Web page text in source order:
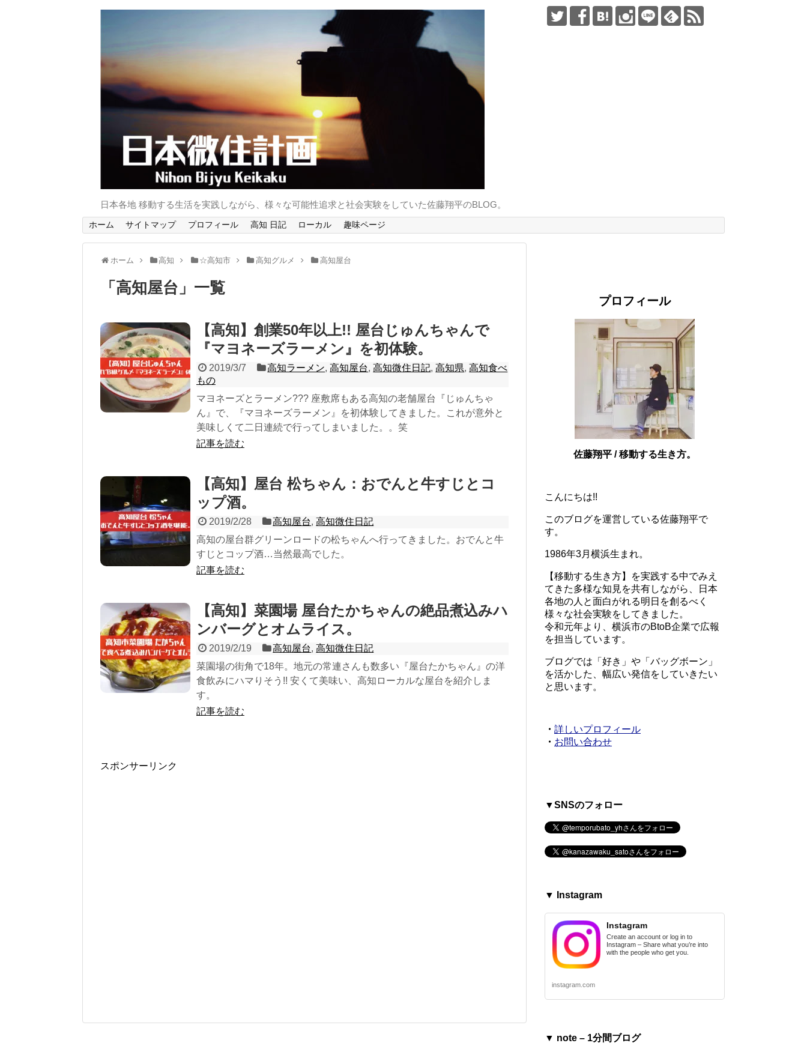
日本各地 移動する生活を実践しながら、様々な可能性追求と社会実験をしていた佐藤翔平のBLOG。
ホーム サイトマップ プロフィール 高知 日記 ローカル 趣味ページ
ホーム 高知 ☆高知市 高知グルメ 高知屋台
「 高知屋台 」 一覧
【高知】創業50年以上!! 屋台じゅんちゃんで
『マヨネーズラーメン』を初体験。
2019/3/7 高知ラーメン,高知屋台,高知微住日記,高知県,高知食べ
もの
マヨネーズとラーメン??? 座敷席もある高知の老舗屋台『じゅんちゃ
ん』で、『マヨネーズラーメン』を初体験してきました。これが意外と
美味しくて二日連続で行ってしまいました。。笑
記事を読む
【高知】屋台 松ちゃん：おでんと牛すじとコ
ップ酒。
2019/2/28 高知屋台,高知微住日記
高知の屋台群グリーンロードの松ちゃんへ行ってきました。おでんと牛
すじとコップ酒…当然最高でした。
記事を読む
【高知】菜園場 屋台たかちゃんの絶品煮込みハ
ンバーグとオムライス。
2019/2/19 高知屋台,高知微住日記
菜園場の街角で18年。地元の常連さんも数多い『屋台たかちゃん』の洋
食飲みにハマりそう!! 安くて美味い、高知ローカルな屋台を紹介しま
す。
記事を読む
スポンサーリンク
プロフィール
佐藤翔平 / 移動する生き方。
こんにちは!!
このブログを運営している佐藤翔平で
す。
1986年3月横浜生まれ。
【移動する生き方】を実践する中でみえ
てきた多様な知見を共有しながら、日本
各地の人と面白がれる明日を創るべく
様々な社会実験をしてきました。
令和元年より、横浜市のBtoB企業で広報
を担当しています。
ブログでは「好き」や「バッグボーン」
を活かした、幅広い発信をしていきたい
と思います。
・ 詳しいプロフィール
・ お問い合わせ
▼SNSのフォロー
▼ Instagram
Instagram
Create an account or log in to
Instagram – Share what you’re into
with the people who get you.
instagram.com
▼ note – 1分間ブログ